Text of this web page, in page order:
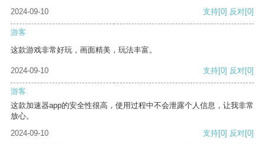
2024-09-10 支持[0] 反对[0]
游客
这款游戏非常好玩，画面精美，玩法丰富。
2024-09-10 支持[0] 反对[0]
游客
这款加速器app的安全性很高，使用过程中不会泄露个人信息，让我非常
放心。
2024-09-10
支持[0] 反对[0]